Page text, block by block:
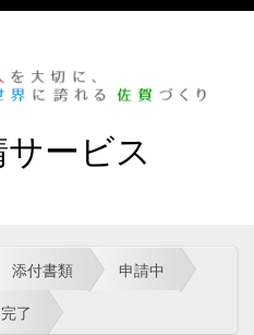
ービス
添付書類
申請中
完了